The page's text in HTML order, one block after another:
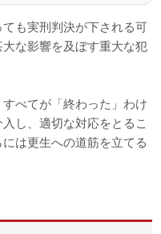
も実刑判決が下される可
な影響を及ぼす重大な犯
べてが「終わった」わけ
し、適切な対応をとるこ
は更生への道筋を立てる